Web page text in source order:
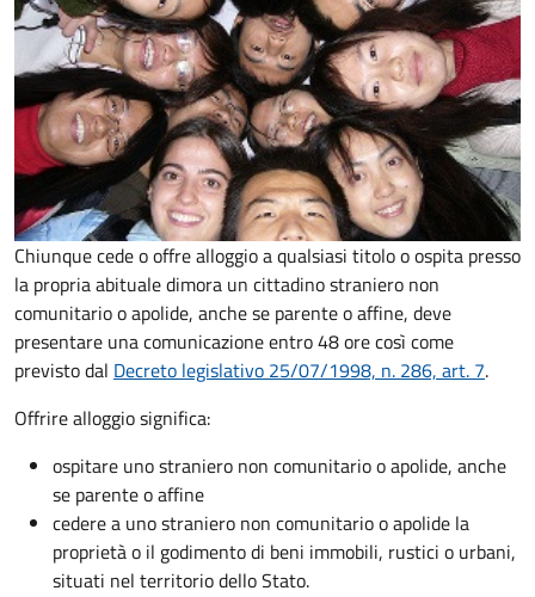
Chiunque cede o offre alloggio a qualsiasi titolo o ospita presso
la propria abituale dimora un cittadino straniero non
comunitario o apolide, anche se parente o affine, deve
presentare una comunicazione entro 48 ore così come
previsto dal Decreto legislativo 25/07/1998, n. 286, art. 7.
Offrire alloggio significa:
ospitare uno straniero non comunitario o apolide, anche
se parente o affine
cedere a uno straniero non comunitario o apolide la
proprietà o il godimento di beni immobili, rustici o urbani,
situati nel territorio dello Stato.